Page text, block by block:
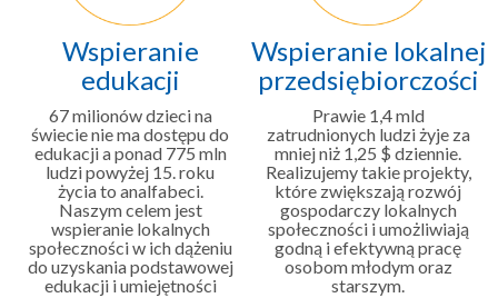
Wspieranie
edukacji
67 milionów dzieci na
świecie nie ma dostępu do
edukacji a ponad 775 mln
ludzi powyżej 15. roku
życia to analfabeci.
Naszym celem jest
wspieranie lokalnych
społeczności w ich dążeniu
do uzyskania podstawowej
edukacji i umiejętności
Wspieranie lokalnej
przedsiębiorczości
Prawie 1,4 mld
zatrudnionych ludzi żyje za
mniej niż 1,25 $ dziennie.
Realizujemy takie projekty,
które zwiększają rozwój
gospodarczy lokalnych
społeczności i umożliwiają
godną i efektywną pracę
osobom młodym oraz
starszym.